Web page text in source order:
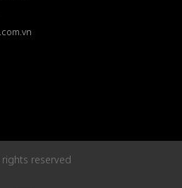
reserved